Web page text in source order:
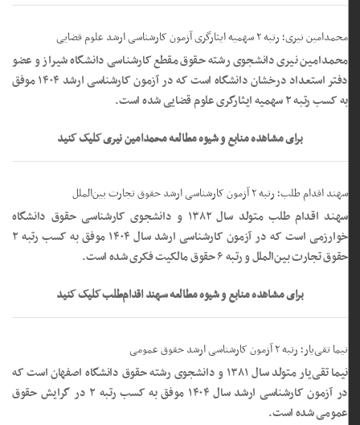
محمدامین نیری؛ رتبه ۲ سهمیه ایثارگری آزمون کارشناسی ارشد علوم قضایی
محمدامین نیری دانشجوی رشته حقوق مقطع کارشناسی دانشگاه شیراز و عضو
دفتر استعداد درخشان دانشگاه است که در آزمون کارشناسی ارشد ۱۴۰۴ موفق
به کسب رتبه ۲ سهمیه ایثارگری علوم قضایی شده است.
برای مشاهده منابع و شیوه مطالعه محمدامین نیری کلیک کنید
سهند اقدام طلب؛ رتبه ۲ آزمون کارشناسی ارشد حقوق تجارت بین‌الملل
سهند اقدام طلب متولد سال ۱۳۸۲ و دانشجوی کارشناسی حقوق دانشگاه
خوارزمی است که در آزمون کارشناسی ارشد سال ۱۴۰۴ موفق به کسب رتبه ۲
حقوق تجارت بین‌الملل و رتبه ۶ حقوق مالکیت فکری شده است.
برای مشاهده منابع و شیوه مطالعه سهند اقدام‌طلب کلیک کنید
نیما تقی‌یار؛ رتبه ۲ آزمون کارشناسی ارشد حقوق عمومی
نیما تقی‌یار متولد سال ۱۳۸۱ و دانشجوی رشته حقوق دانشگاه اصفهان است که
در آزمون کارشناسی ارشد سال ۱۴۰۴ موفق به کسب رتبه ۲ در گرایش حقوق
عمومی شده است.